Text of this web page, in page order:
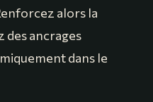
alors la
ancrages
dans le